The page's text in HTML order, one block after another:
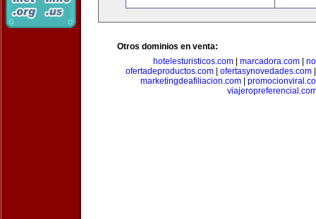
Otros dominios en venta:
hotelesturisticos.com
marcadora.com
ofertadeproductos.com| ofertasynovedades.com
marketingdeafiliacion.com|